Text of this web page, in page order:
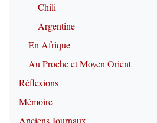
Chili
Argentine
En Afrique
Au Proche et Moyen Orient
Réflexions
Mémoire
Anciens Journaux